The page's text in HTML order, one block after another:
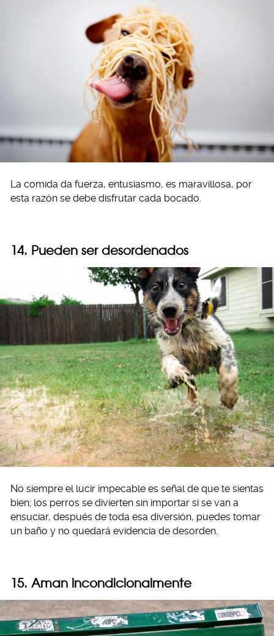
La comida da fuerza, entusiasmo, es maravillosa, por
esta razón se debe disfrutar cada bocado.
14. Pueden ser desordenados
No siempre el lucir impecable es señal de que te sientas
bien; los perros se divierten sin importar si se van a
ensuciar, después de toda esa diversión, puedes tomar
un baño y no quedará evidencia de desorden.
15. Aman incondicionalmente